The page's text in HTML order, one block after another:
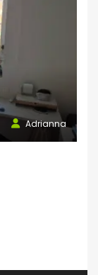
Adrianna